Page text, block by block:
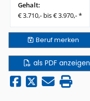
Gehalt:
€ 3.710,- bis € 3.970,- *
Berufmerken
als PDF anzeigen